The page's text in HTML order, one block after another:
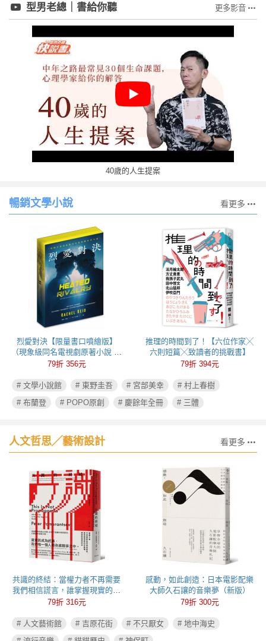
型男老總｜書給你聽 更多影音
40歲的人生提案
暢銷文學小說 看更多
烈愛對決【限量書口噴繪版】
（現象級同名電視劇原著小說 全
球冰球羅曼史狂潮代表作）
79折 356元
推理的時間到了！【六位作家╳
六則短篇╳致讀者的挑戰書】
79折 394元
# 文學小說館 # 東野圭吾 # 宮部美幸
# 村上春樹
# 布蘭登
# POPO原創 # 慶餘年全冊 # 三體
人文哲思╱藝術設計 看更多
共識的終結：當權力者不再需要
我們相信謊言，誰掌握現實的定
義權，誰就能操控政治
79折 316元
感動，如此創造：日本電影配樂
大師久石讓的音樂夢（新版）
79折 300元
# 人文藝術館 # 吉原花街 # 不只厭女
# 地中海史